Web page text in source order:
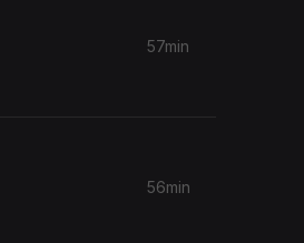
57min
56min